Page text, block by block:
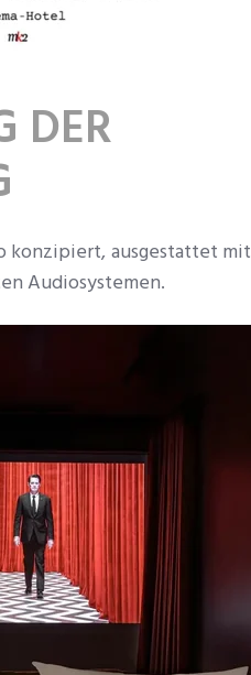
DER
konzipiert, ausgestattet
Audiosystemen.